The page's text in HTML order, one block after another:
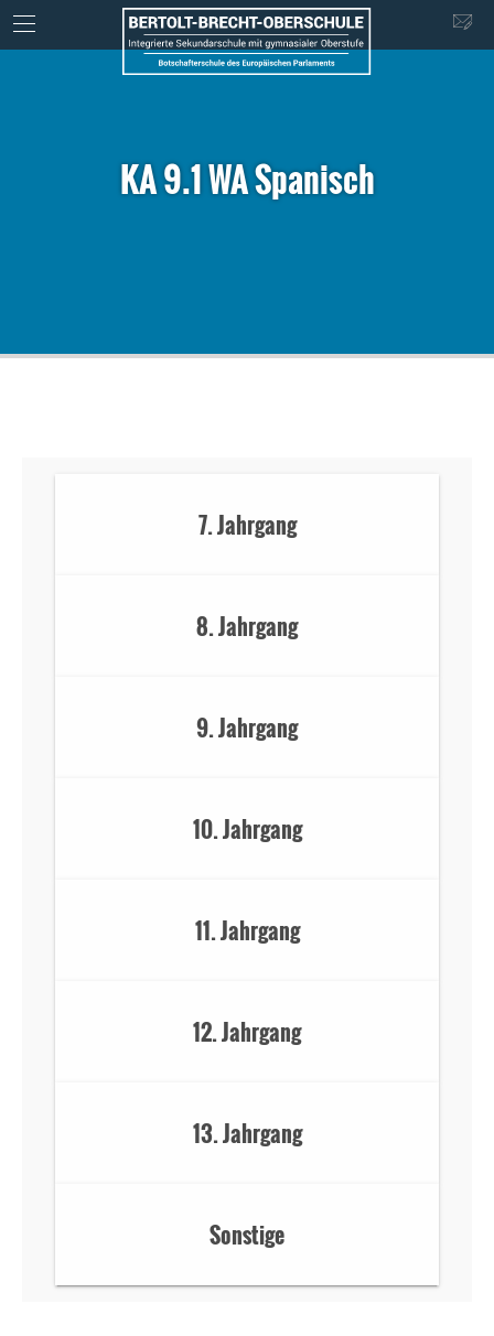
KA 9.1 WA Spanisch
7. Jahrgang
8. Jahrgang
9. Jahrgang
10. Jahrgang
11. Jahrgang
12. Jahrgang
13. Jahrgang
Sonstige